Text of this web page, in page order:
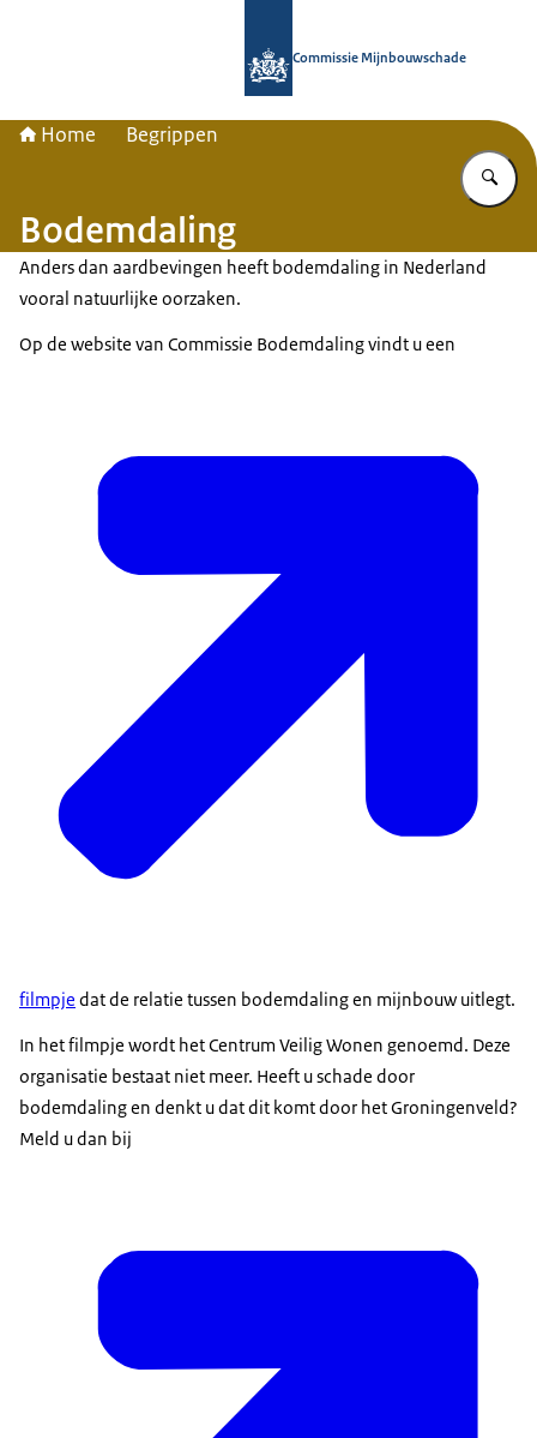
Commissie Mijnbouwschade
Home Begrippen
Bodemdaling
Anders dan aardbevingen heeft bodemdaling in Nederland
vooral natuurlijke oorzaken.
Op de website van Commissie Bodemdaling vindt u een
filmpje dat de relatie tussen bodemdaling en mijnbouw uitlegt.
In het filmpje wordt het Centrum Veilig Wonen genoemd. Deze
organisatie bestaat niet meer. Heeft u schade door
bodemdaling en denkt u dat dit komt door het Groningenveld?
Meld u dan bij